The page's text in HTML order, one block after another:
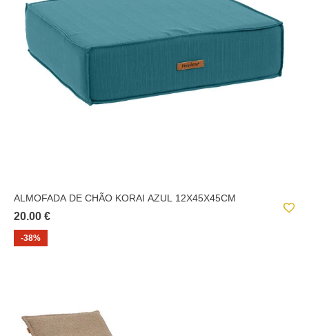
ALMOFADA DE CHÃO KORAI AZUL 12X45X45CM
20.00 €
-38%